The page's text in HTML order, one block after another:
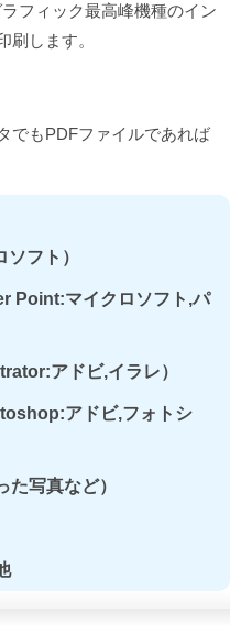
フィック最高峰機種のイン
刷します。
でもPDFファイルであれば
フト）
Point:マイクロソフト,パ
アドビ,イラレ）
アドビ,フォトシ
写真など）